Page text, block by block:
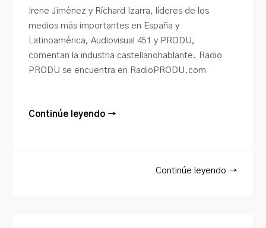
Irene Jiménez y Ríchard Izarra, líderes de los
medios más importantes en España y
Latinoamérica, Audiovisual 451 y PRODU,
comentan la industria castellanohablante. Radio
PRODU se encuentra en RadioPRODU.com
Continúe leyendo →
Continúe leyendo →